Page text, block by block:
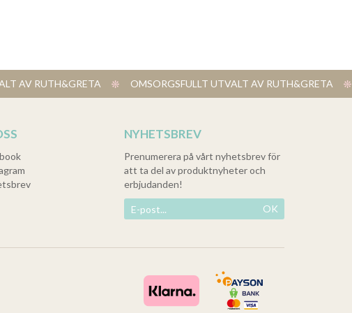
AV RUTH&GRETA ​ OMSORGSFULLT UTVALT AV RUTH&GRETA
NYHETSBREV
Prenumerera på vårt nyhetsbrev för
att ta del av produktnyheter och
erbjudanden!
OK